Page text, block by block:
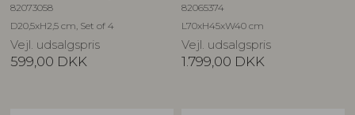
82073058
D20,5xH2,5 cm, Set of 4
Vejl. udsalgspris
599,00 DKK
82065374
L70xH45xW40 cm
Vejl. udsalgspris
1.799,00 DKK